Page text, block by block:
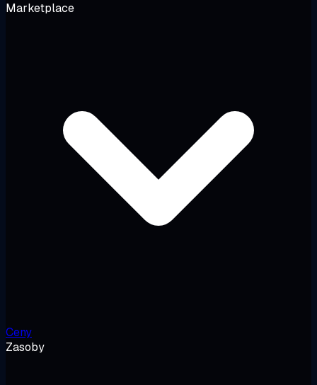
Marketplace
Ceny
Zasoby